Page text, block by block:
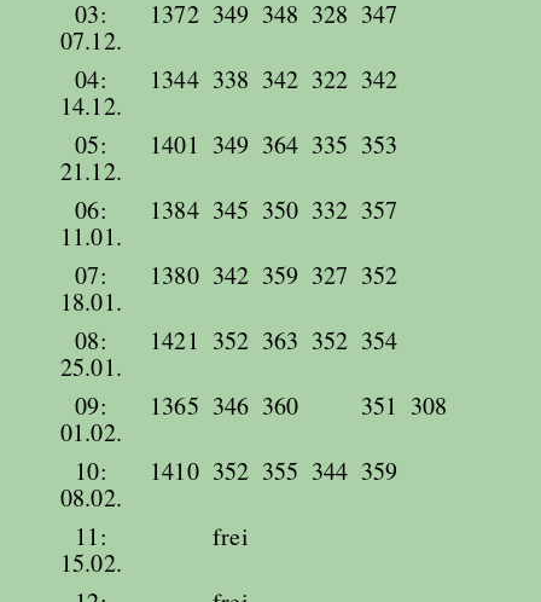
03:
07.12.
1372 349 348 328 347
04:
14.12.
1344 338 342 322 342
05:
21.12.
1401 349 364 335 353
06:
11.01.
1384 345 350 332 357
07:
18.01.
1380 342 359 327 352
08:
25.01.
1421 352 363 352 354
09:
01.02.
1365 346 360 351 308
10:
08.02.
1410 352 355 344 359
11:
15.02.
frei